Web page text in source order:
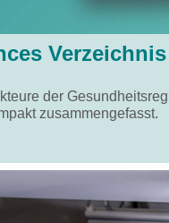
Verzeichnis
der
zusammengefasst.